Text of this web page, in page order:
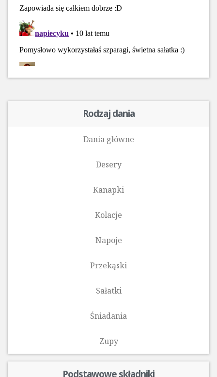
Rodzaj dania
Dania główne
Desery
Kanapki
Kolacje
Napoje
Przekąski
Sałatki
Śniadania
Zupy
Podstawowe składniki